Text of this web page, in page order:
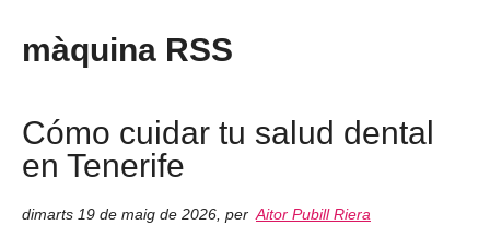
màquina RSS
Cómo cuidar tu salud dental
en Tenerife
dimarts 19 de maig de 2026 per Aitor Pubill Riera